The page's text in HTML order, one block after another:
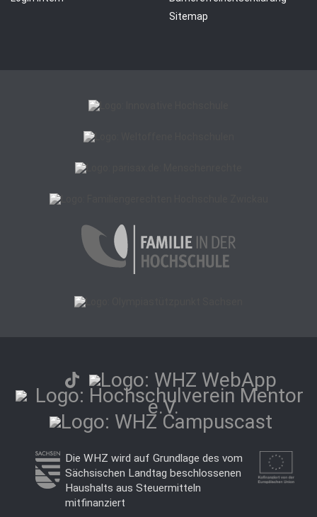
Sitemap
Die WHZ wird auf Grundlage des vom
Sächsischen Landtag beschlossenen
Haushalts aus Steuermitteln
mitfinanziert